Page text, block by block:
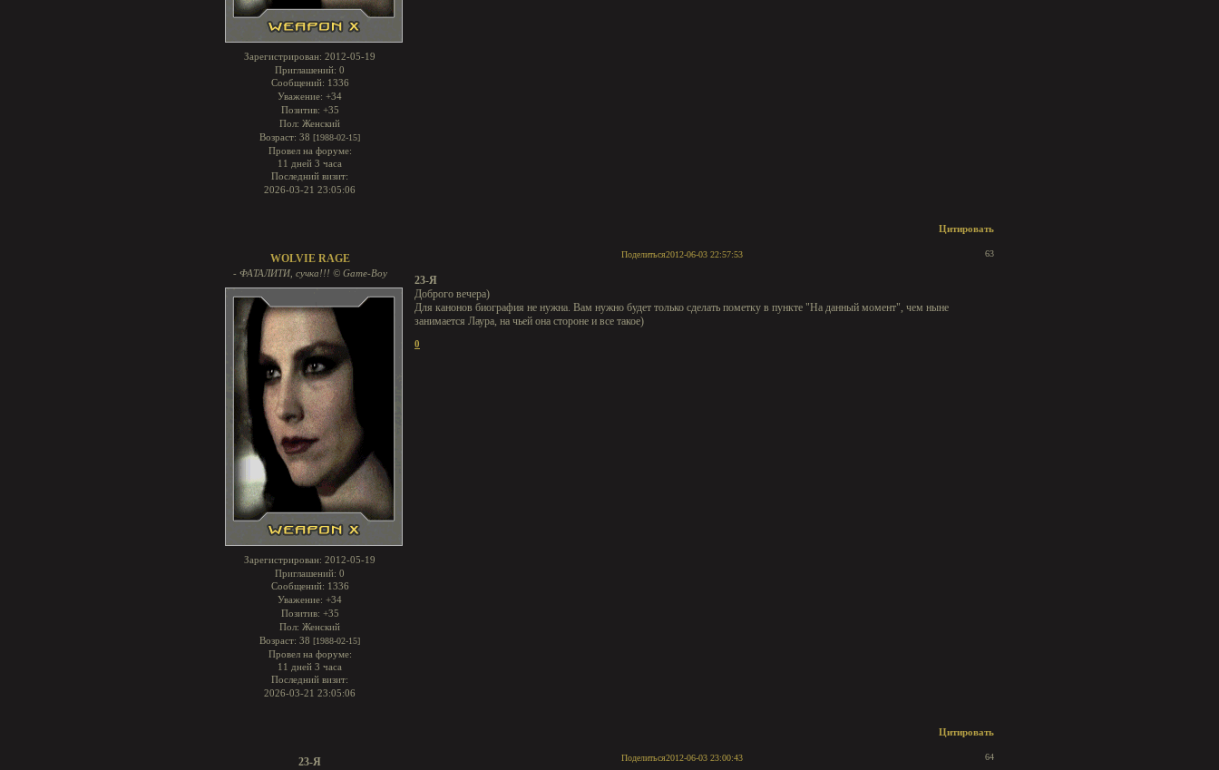
Зарегистрирован: 2012-05-19
Приглашений: 0
Сообщений: 1336
Уважение: +34
Позитив: +35
Пол: Женский
Возраст: 38 [1988-02-15]
Провел на форуме:
11 дней 3 часа
Последний визит:
2026-03-21 23:05:06
Цитировать
Поделиться 63
2012-06-03 22:57:53
WOLVIE RAGE
- ФАТАЛИТИ, сучка!!! © Game-Boy
Зарегистрирован: 2012-05-19
Приглашений: 0
Сообщений: 1336
Уважение: +34
Позитив: +35
Пол: Женский
Возраст: 38 [1988-02-15]
Провел на форуме:
11 дней 3 часа
Последний визит:
2026-03-21 23:05:06
23-Я
Доброго вечера)
Для канонов биография не нужна. Вам нужно будет только сделать пометку в пункте "На данный момент", чем ныне
занимается Лаура, на чьей она стороне и все такое)
0
Цитировать
Поделиться 64
2012-06-03 23:00:43
23-Я